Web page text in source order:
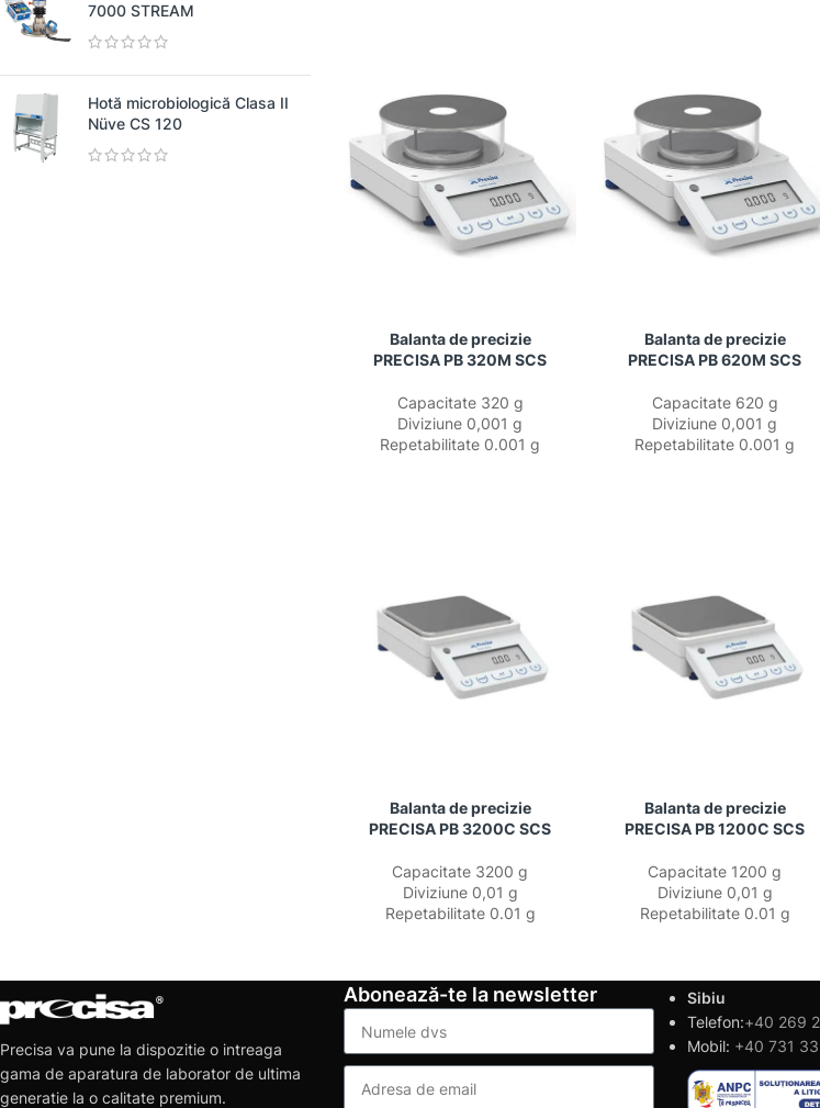
7000 STREAM
Hotă microbiologică Clasa II
Nüve CS 120
Balanta de precizie
PRECISA PB 320M SCS
Capacitate 320 g
Diviziune 0,001 g
Repetabilitate 0.001 g
Balanta de precizie
PRECISA PB 620M SCS
Capacitate 620 g
Diviziune 0,001 g
Repetabilitate 0.001 g
Balanta de precizie
PRECISA PB 3200C SCS
Capacitate 3200 g
Diviziune 0,01 g
Repetabilitate 0.01 g
Balanta de precizie
PRECISA PB 1200C SCS
Capacitate 1200 g
Diviziune 0,01 g
Repetabilitate 0.01 g
Precisa va pune la dispozitie o intreaga
gama de aparatura de laborator de ultima
generatie la o calitate premium.
Abonează-te la newsletter
Sibiu
Telefon:+40 269
Mobil: +40 731